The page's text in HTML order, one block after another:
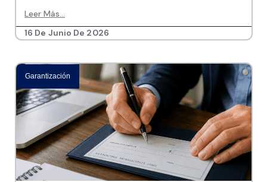
Leer Más...
16 De Junio De 2026
Garantización